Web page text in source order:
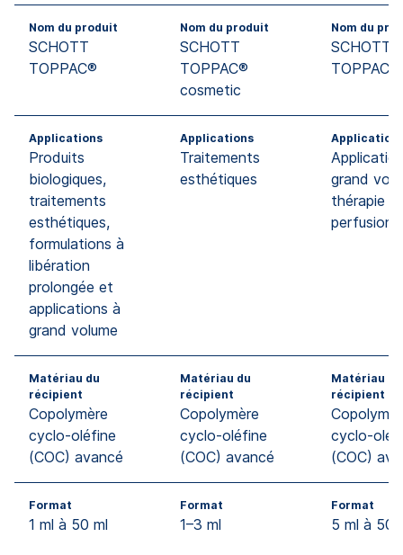
Nom du produit
SCHOTT
TOPPAC®
Nom du produit
SCHOTT
TOPPAC®
cosmetic
Nom du
SCHOTT
Applications
Produits
biologiques,
traitements
esthétiques,
formulations à
libération
prolongée et
applications à
grand volume
Applications
Traitements
esthétiques
grand
thérapie
perfusion
Matériau du
récipient
Copolymère
cyclo-oléfine
(COC) avancé
Matériau du
récipient
Copolymère
cyclo-oléfine
(COC) avancé
Matériau du
récipient
cyclo-
(COC)
Format
1 ml à 50 ml
Format
1–3 ml
Format
5 ml à 50